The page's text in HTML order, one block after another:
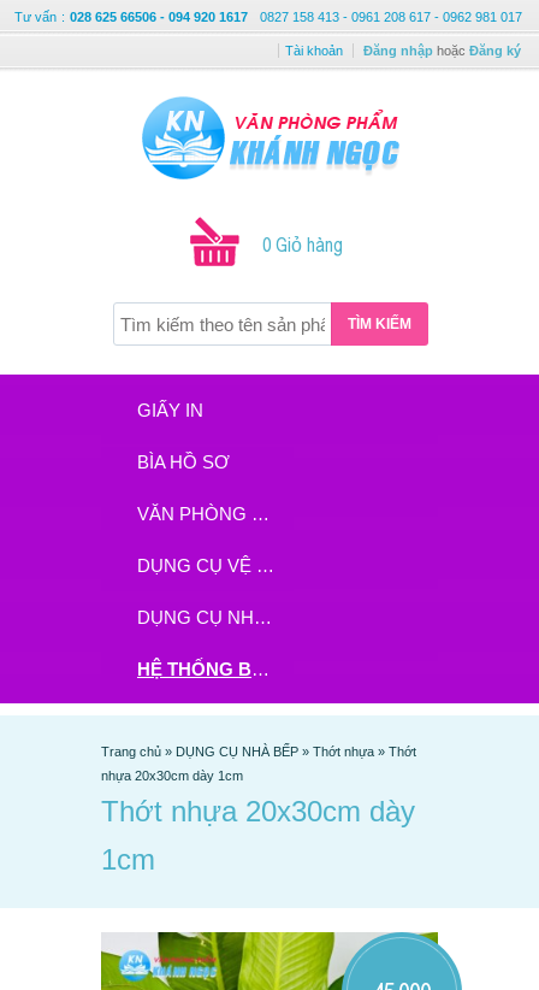
Tư vấn : 028 625 66506 - 094 920 1617 0827 158 413 - 0961 208 617 - 0962 981 017
Tài khoản Đăng nhập hoặc Đăng ký
0 Giỏ hàng
TÌM KIẾM
GIẤY IN
BÌA HỒ SƠ
VĂN PHÒNG PHẨM
DỤNG CỤ VỆ SINH
DỤNG CỤ NHÀ BẾP
HỆ THỐNG BHX - TGDĐ ĐẶT HÀNG TẠI ĐÂY
Trang chủ » DỤNG CỤ NHÀ BẾP » Thớt nhựa » Thớt
nhựa 20x30cm dày 1cm
Thớt nhựa 20x30cm dày
1cm